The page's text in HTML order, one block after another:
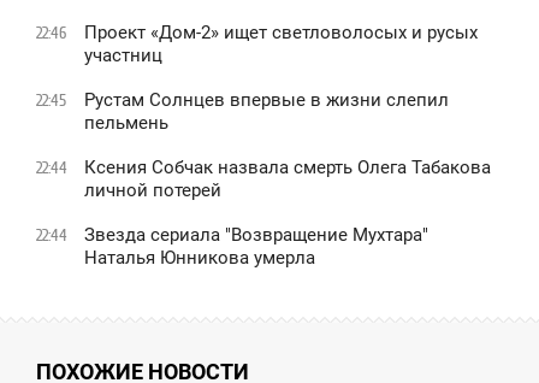
22:46
Проект «Дом-2» ищет светловолосых и русых
участниц
22:45
Рустам Солнцев впервые в жизни слепил
пельмень
22:44
Ксения Собчак назвала смерть Олега Табакова
личной потерей
22:44
Звезда сериала "Возвращение Мухтара"
Наталья Юнникова умерла
ПОХОЖИЕ НОВОСТИ